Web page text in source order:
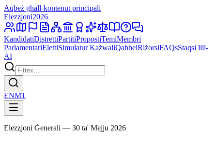
Aqbeż għall-kontenut prinċipali
Elezzjoni2026
KandidatiDistrettiPartitiPropostiTemiMembri
ParlamentariElettiSimulatur KażwaliQabbelRiżorsiFAQsStaqsi lill-
AI
ENMT
Elezzjoni Ġenerali — 30 ta' Mejju 2026